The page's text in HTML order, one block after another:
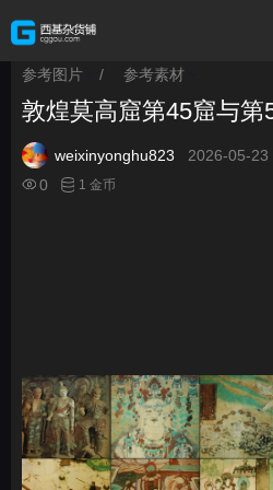
参考图片 / 参考素材
敦煌莫高窟第45窟与第
weixinyonghu823
2026-05-
0
1 金币